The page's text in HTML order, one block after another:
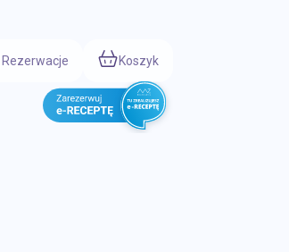
Rezerwacje Koszyk
Dermokosmetyki do włosów